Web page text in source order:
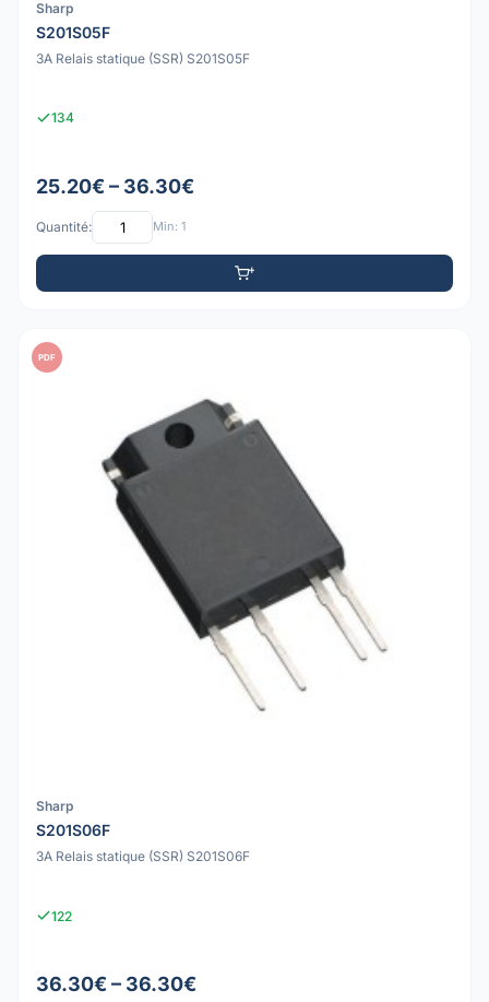
Sharp
S201S05F
3A Relais statique (SSR) S201S05F
134
25.20€ – 36.30€
Quantité: Min: 1
PDF
Sharp
S201S06F
3A Relais statique (SSR) S201S06F
122
36.30€ – 36.30€